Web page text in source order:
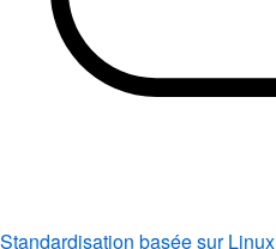
Standardisation basée sur Linux